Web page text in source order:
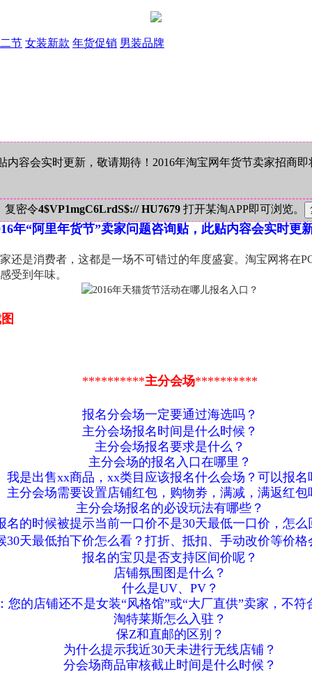
节 女装新款 年货促销 男装品牌
容会实时更新，敬请期待！2016年淘宝网年货节卖家招商
复密令4$VP1mgC6LrdS$:// HU7679 打开某淘APP即可浏览。
年“阿里年货节”卖家问题咨询贴，此贴内容会实时更
还是消费者，这都是一场不可错过的年度盛宴。淘宝网将在
受到年味。
**********主分会场**********
报名分会场一定要通过海选吗？
主分会场报名时间是什么时候？
主分会场报名要求是什么？
主分会场的报名入口在哪里？
我是出售xx商品，xx类目应该报名什么会场？可以报名
主分会场需要设置店铺红包，购物劵，满减，满返红包
主分会场报名的必设玩法有哪些？
名的时候被提示当前一口价不是30天最低一口价，怎么
30天最低拍下价怎么看？ 打折、抵扣、手动改价等价格
报名的宝贝是否支持区间价呢？
店铺氛围图是什么？
什么是UV、PV？
您的店铺还不是女装“风格馆”或“大厂直供”卖家，不
淘特莱斯怎么入驻？
保Z和直邮的区别？
为什么提示我近30天未进行无线店铺？
分会场商品审核截止时间是什么时候？